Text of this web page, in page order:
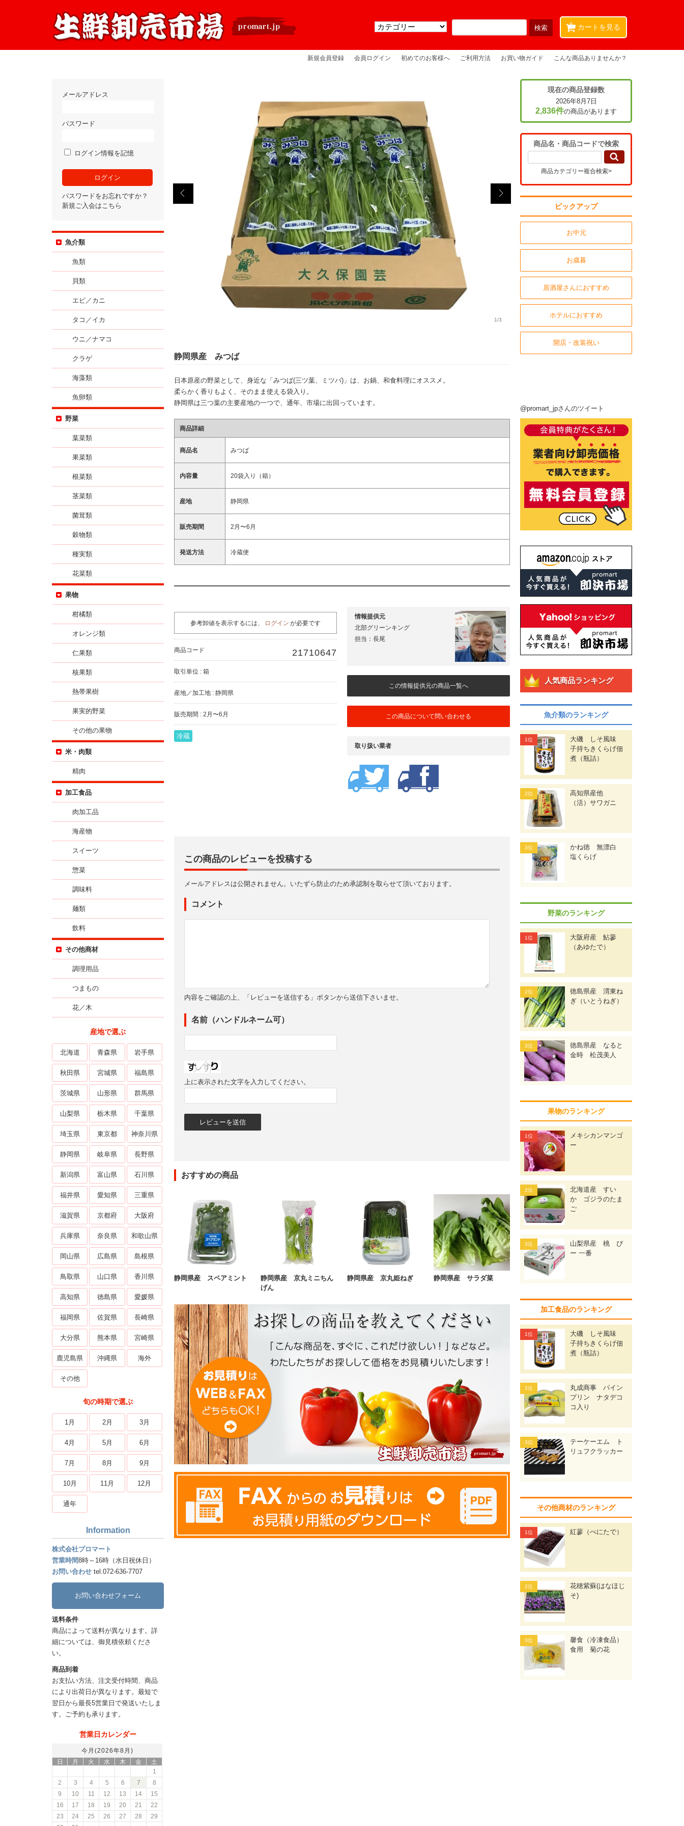
カートを見る
0
新規会員登録 会員ログイン 初めてのお客様へ ご利用方法 お買い物ガイド こんな商品ありませんか？
1/3
静岡県産 みつば
日本原産の野菜として、身近な「みつば(三ツ葉、ミツバ)」は、お鍋、和食料理にオススメ。
柔らかく香りもよく、そのまま使える袋入り。
静岡県は三つ葉の主要産地の一つで、通年、市場に出回っています。
商品詳細
商品名 みつば
内容量 20袋入り（箱）
産地 静岡県
販売期間 2月〜6月
発送方法 冷蔵便
参考卸値を表示するには、 ログイン が必要です
商品コード 21710647
取引単位 : 箱
産地／加工地 : 静岡県
販売期間 : 2月〜6月
冷蔵
情報提供元
北部グリーンキング
担当：長尾
この情報提供元の商品一覧へ
この商品について問い合わせる
取り扱い業者
この商品のレビューを投稿する
メールアドレスは公開されません。いたずら防止のため承認制を取らせて頂いております。
コメント
内容をご確認の上、「レビューを送信する」ボタンから送信下さいませ。
名前（ハンドルネーム可）
上に表示された文字を入力してください。
おすすめの商品
静岡県産 スペアミント
静岡県産 京丸ミニちん
げん
静岡県産 京丸姫ねぎ 静岡県産 サラダ菜
メールアドレス
パスワード
ログイン情報を記憶
パスワードをお忘れですか？
新規ご入会はこちら
魚介類
魚類
貝類
エビ／カニ
タコ／イカ
ウニ／ナマコ
クラゲ
海藻類
魚卵類
野菜
葉菜類
果菜類
根菜類
茎菜類
菌茸類
穀物類
種実類
花菜類
果物
柑橘類
オレンジ類
仁果類
核果類
熱帯果樹
果実的野菜
その他の果物
米・肉類
精肉
加工食品
肉加工品
海産物
スイーツ
惣菜
調味料
麺類
飲料
その他商材
調理用品
つまもの
花／木
産地で選ぶ
北海道 青森県 岩手県
秋田県 宮城県 福島県
茨城県 山形県 群馬県
山梨県 栃木県 千葉県
埼玉県 東京都 神奈川県
静岡県 岐阜県 長野県
新潟県 富山県 石川県
福井県 愛知県 三重県
滋賀県 京都府 大阪府
兵庫県 奈良県 和歌山県
岡山県 広島県 島根県
鳥取県 山口県 香川県
高知県 徳島県 愛媛県
福岡県 佐賀県 長崎県
大分県 熊本県 宮崎県
鹿児島県 沖縄県 海外
その他
旬の時期で選ぶ
1月 2月 3月
4月 5月 6月
7月 8月 9月
10月 11月 12月
通年
Information
株式会社プロマート
営業時間8時～16時（水日祝休日）
お問い合わせ tel.072-636-7707
お問い合わせフォーム
送料条件
商品によって送料が異なります。詳
細については、御見積依頼くださ
い。
商品到着
お支払い方法、注文受付時間、商品
により出荷日が異なります。最短で
翌日から最長5営業日で発送いたしま
す。ご予約も承ります。
営業日カレンダー
今月(2026年8月)
日
月 火 水 木 金
土
1
2
3 4 5 6 7
8
9
10 11 12 13 14
15
16
17 18 19 20 21
22
23
24 25 26 27 28
29
現在の商品登録数
2026年8月7日
2,836件の商品があります
商品名・商品コードで検索
商品カテゴリー複合検索>
ピックアップ
お中元
お歳暮
居酒屋さんにおすすめ
ホテルにおすすめ
開店・改装祝い
@promart_jpさんのツイート
人気商品ランキング
魚介類のランキング
大磯 しそ風味
子持ちきくらげ佃
煮（瓶詰）
高知県産他
（活）サワガニ
かね徳 無漂白
塩くらげ
野菜のランキング
大阪府産 鮎蓼
（あゆたで）
徳島県産 渭東ね
ぎ（いとうねぎ）
徳島県産 なると
金時 松茂美人
果物のランキング
メキシカンマンゴ
ー
北海道産 すい
か ゴジラのたま
ご
山梨県産 桃 ぴ
ー 一番
加工食品のランキング
大磯 しそ風味
子持ちきくらげ佃
煮（瓶詰）
丸成商事 パイン
プリン ナタデコ
コ入り
テーケーエム ト
リュフクラッカー
その他商材のランキング
紅蓼（べにたで）
花穂紫蘇(はなほじ
そ)
馨食（冷凍食品）
食用 菊の花